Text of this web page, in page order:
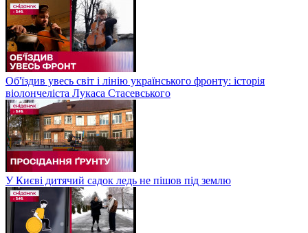
Об'їздив увесь світ і лінію українського фронту: історія
віолончеліста Лукаса Стасевського
У Києві дитячий садок ледь не пішов під землю